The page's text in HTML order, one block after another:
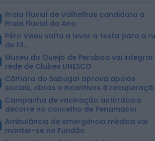
Praia Fluvial de Valhelhas candidata a
Praia Fluvial do Ano
Pêro Viseu volta a levar a festa para a
de 14...
Museu do Queijo de Peraboa vai integrar
rede de Clubes UNESCO
Câmara do Sabugal aprova apoios
sociais, obras e incentivos à
do...
Campanha de vacinação antirrábica
decorre no concelho de Penamacor
Ambulância de emergência médica vai
manter-se no Fundão